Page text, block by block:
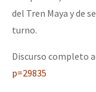
del Tren Maya y de
turno.
Discurso completo
p=29835